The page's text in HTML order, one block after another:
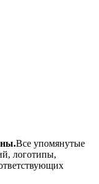
Все упомянутые
логотипы,